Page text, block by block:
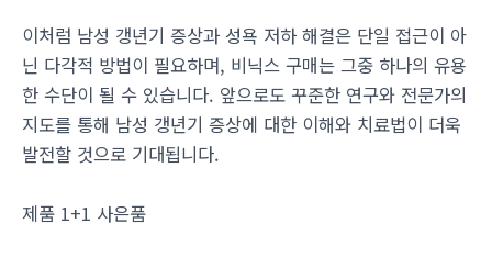
이처럼 남성 갱년기 증상과 성욕 저하 해결은 단일 접근이 아
닌 다각적 방법이 필요하며, 비닉스 구매는 그중 하나의 유용
한 수단이 될 수 있습니다. 앞으로도 꾸준한 연구와 전문가의
지도를 통해 남성 갱년기 증상에 대한 이해와 치료법이 더욱
발전할 것으로 기대됩니다.
제품 1+1 사은품